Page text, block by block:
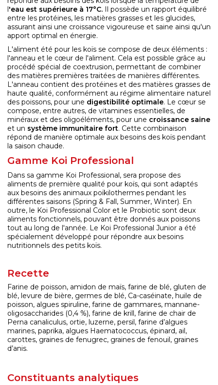
l'eau est supérieure à 17°C. Il possède un rapport équilibré
entre les protéines, les matières grasses et les glucides,
assurant ainsi une croissance vigoureuse et saine ainsi qu'un
apport optimal en énergie.
L'aliment été pour les koïs se compose de deux éléments :
l'anneau et le cœur de l'aliment. Cela est possible grâce au
procédé spécial de coextrusion, permettant de combiner
des matières premières traitées de manières différentes.
L'anneau contient des protéines et des matières grasses de
haute qualité, conformément au régime alimentaire naturel
des poissons, pour une digestibilité optimale. Le cœur se
compose, entre autres, de vitamines essentielles, de
minéraux et des oligoéléments, pour une croissance saine
et un système immunitaire fort. Cette combinaison
répond de manière optimale aux besoins des koïs pendant
la saison chaude.
Gamme Koi Professional
Dans sa gamme Koi Professional, sera propose des
aliments de première qualité pour koïs, qui sont adaptés
aux besoins des animaux poïkilothermes pendant les
différentes saisons (Spring & Fall, Summer, Winter). En
outre, le Koi Professional Color et le Probiotic sont deux
aliments fonctionnels, pouvant être donnés aux poissons
tout au long de l'année. Le Koi Professional Junior a été
spécialement développé pour répondre aux besoins
nutritionnels des petits koïs.
Recette
Farine de poisson, amidon de maïs, farine de blé, gluten de
blé, levure de bière, germes de blé, Ca-caséinate, huile de
poisson, algues spiruline, farine de gammares, mannane-
oligosaccharides (0,4 %), farine de krill, farine de chair de
Perna canaliculus, ortie, luzerne, persil, farine d’algues
marines, paprika, algues Haematococcus, épinard, ail,
carottes, graines de fenugrec, graines de fenouil, graines
d’anis.
Constituants analytiques